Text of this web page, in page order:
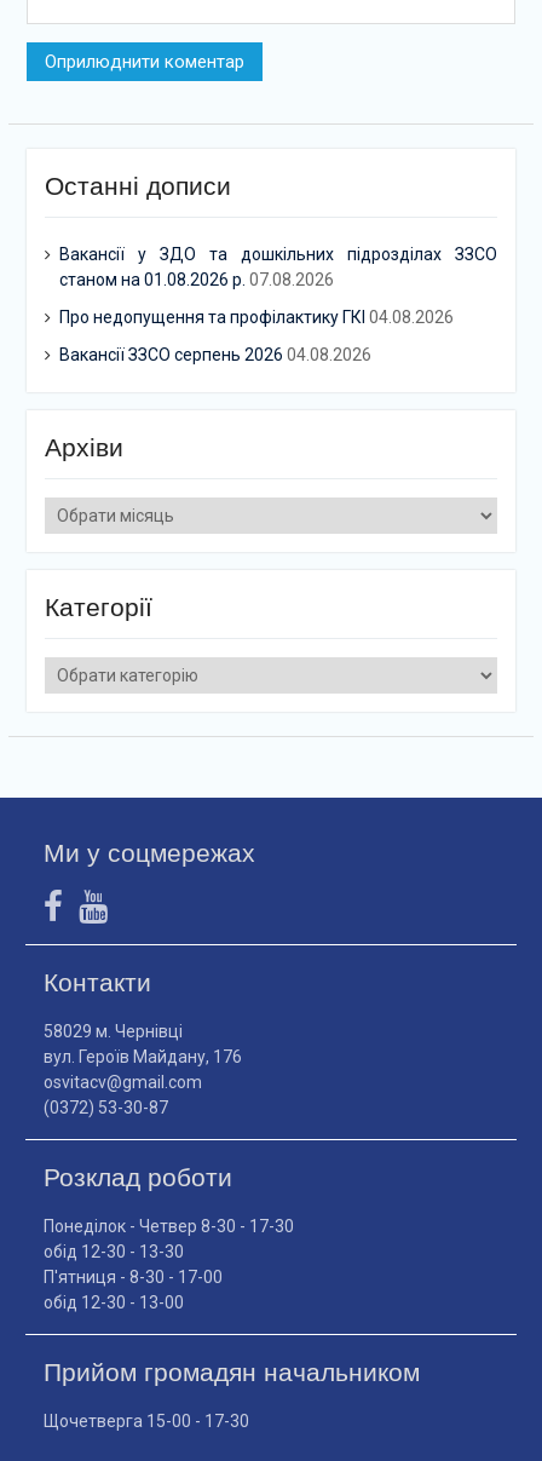
Останні дописи
Вакансії у ЗДО та дошкільних підрозділах ЗЗСО
станом на 01.08.2026 р. 07.08.2026
Про недопущення та профілактику ГКІ 04.08.2026
Вакансії ЗЗСО серпень 2026 04.08.2026
Архіви
Архіви
Категорії
Категорії
Ми у соцмережах
Контакти
58029 м. Чернівці
вул. Героїв Майдану, 176
osvitacv@gmail.com
(0372) 53-30-87
Розклад роботи
Понеділок - Четвер 8-30 - 17-30
обід 12-30 - 13-30
П'ятниця - 8-30 - 17-00
обід 12-30 - 13-00
Прийом громадян начальником
Щочетверга 15-00 - 17-30